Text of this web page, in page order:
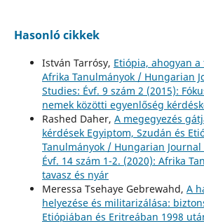
Hasonló cikkek
István Tarrósy, Etiópia, ahogyan
Afrika Tanulmányok / Hungarian
Studies: Évf. 9 szám 2 (2015):
nemek közötti egyenlőség
Rashed Daher, A megegyezés
kérdések Egyiptom, Szudán és
Tanulmányok / Hungarian
Évf. 14 szám 1-2. (2020): Afrika
tavasz és nyár
Meressa Tsehaye Gebrewahd, A
helyezése és militarizálása:
Etiópiában és Eritreában 1998